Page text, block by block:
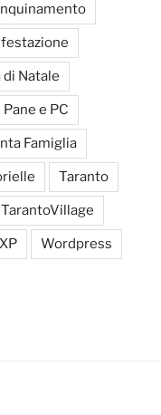
di Natale
Pane e PC
Famiglia
Taranto
TarantoVillage
Wordpress